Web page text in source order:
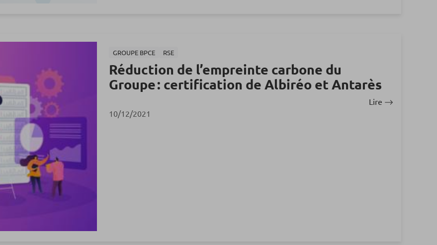
GROUPE BPCE RSE
Réduction de l’empreinte carbone du
Groupe : certification de Albiréo et Antarès
10/12/2021
Lire